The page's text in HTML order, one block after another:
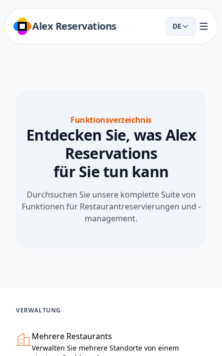
Alex Reservations DE
Funktionsverzeichnis
Entdecken Sie, was Alex
Reservations
für Sie tun kann
Durchsuchen Sie unsere komplette Suite von
Funktionen für Restaurantreservierungen und -
management.
VERWALTUNG
Mehrere Restaurants
Verwalten Sie mehrere Standorte von einem